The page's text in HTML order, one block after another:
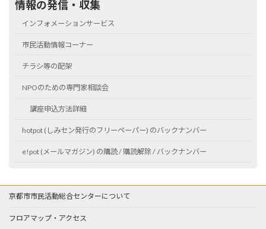
情報の発信・収集
インフォメーションサービス
市民活動情報コーナー
チラシ等の配架
NPOのための専門家相談会
講座申込方法詳細
hotpot (しみセン発行のフリーペーパー) のバックナンバー
e!pot (メールマガジン) の購読 / 購読解除 / バックナンバー
京都市市民活動総合センターについて
フロアマップ・アクセス